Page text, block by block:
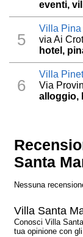
eventi,
5
Villa Pina
via Ai
hotel,
6
Villa
Via
alloggio,
Santa
Nessuna
Villa Santa
Conosci Villa
tua opinione con